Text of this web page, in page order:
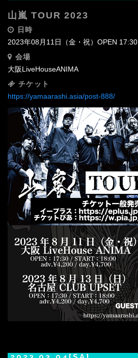
山嵐 TOUR 2023
日時
2023年08月11日（金・祝）OPEN 17:30
会場
大阪LiveHouseANIMA‬
チケット
https://yamaarashi.asia/post-888/